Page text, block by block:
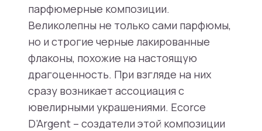
парфюмерные композиции.
Великолепны не только сами парфюмы,
но и строгие черные лакированные
флаконы, похожие на настоящую
драгоценность. При взгляде на них
сразу возникает ассоциация с
ювелирными украшениями. Ecorce
D’Argent – создатели этой композиции